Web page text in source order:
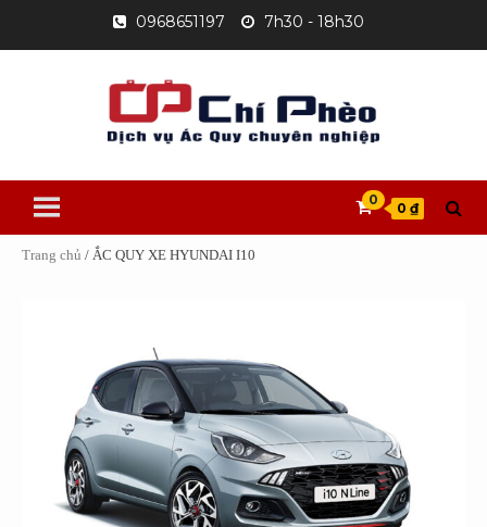
content
0968651197 7h30 - 18h30
0
0 ₫
Trang chủ / ẮC QUY XE HYUNDAI I10